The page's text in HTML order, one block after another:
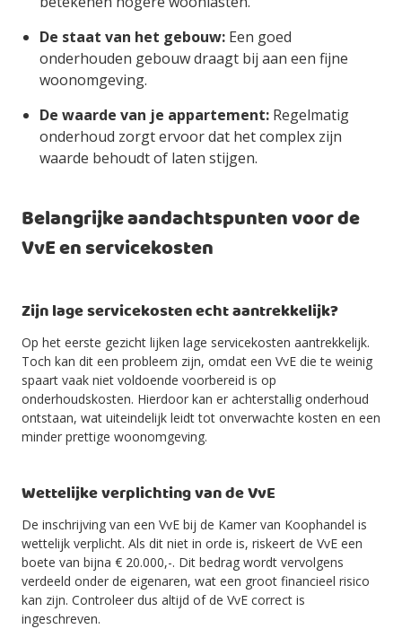
De staat van het gebouw: Een goed
onderhouden gebouw draagt bij aan een fijne
woonomgeving.
De waarde van je appartement: Regelmatig
onderhoud zorgt ervoor dat het complex zijn
waarde behoudt of laten stijgen.
Belangrijke aandachtspunten voor de
VvE en servicekosten
Zijn lage servicekosten echt aantrekkelijk?
Op het eerste gezicht lijken lage servicekosten aantrekkelijk.
Toch kan dit een probleem zijn, omdat een VvE die te weinig
spaart vaak niet voldoende voorbereid is op
onderhoudskosten. Hierdoor kan er achterstallig onderhoud
ontstaan, wat uiteindelijk leidt tot onverwachte kosten en een
minder prettige woonomgeving.
Wettelijke verplichting van de VvE
De inschrijving van een VvE bij de Kamer van Koophandel is
wettelijk verplicht. Als dit niet in orde is, riskeert de VvE een
boete van bijna € 20.000,-. Dit bedrag wordt vervolgens
verdeeld onder de eigenaren, wat een groot financieel risico
kan zijn. Controleer dus altijd of de VvE correct is
ingeschreven.